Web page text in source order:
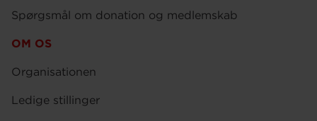
Spørgsmål om donation og medlemskab
OM OS
Organisationen
Ledige stillinger